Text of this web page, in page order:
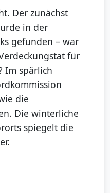
Der zunächst
in der
gefunden – war
für
Im spärlich
die
Die winterliche
spiegelt die